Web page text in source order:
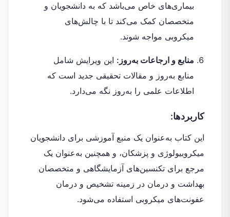
بیماری‌های خاص می‌باشد که به دانشجویان و
متخصصان کمک می‌کند تا با چالش‌های
میکروبی مواجه شوند.
منابع و ارجاعات به‌روز: این ویرایش شامل
منابع به‌روز و مقالات تحقیقی جدید است که
اطلاعات علمی را به‌روز نگه می‌دارد.
کاربردها:
این کتاب به‌عنوان یک منبع آموزشی برای دانشجویان
میکروبیولوژی و پزشکان، و همچنین به‌عنوان یک
مرجع برای تکنسین‌های آزمایشگاهی و متخصصان
بهداشت و درمان در زمینه تشخیص و درمان
عفونت‌های میکروبی استفاده می‌شود.